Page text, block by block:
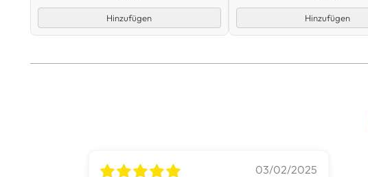
Hinzufügen Hinzufügen
03/02/2025